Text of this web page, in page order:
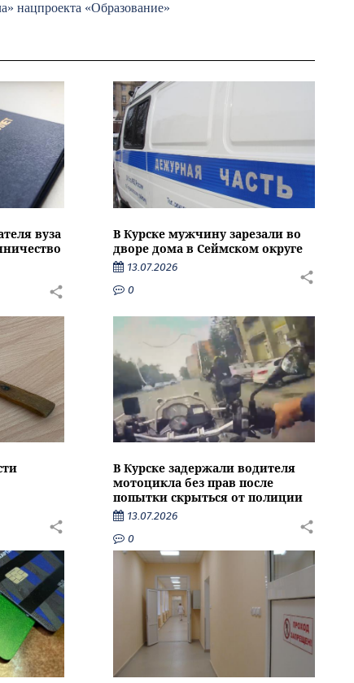
нацпроекта «Образование»
вуза
В Курске мужчину зарезали во
дворе дома в Сеймском округе
13.07.2026
0
В Курске задержали водителя
мотоцикла без прав после
попытки скрыться от полиции
13.07.2026
0